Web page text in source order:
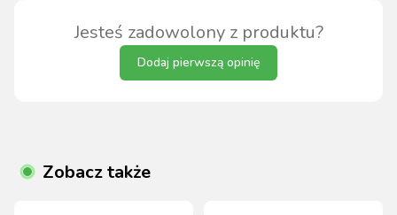
Jesteś zadowolony z produktu?
Dodaj pierwszą opinię
Zobacz także